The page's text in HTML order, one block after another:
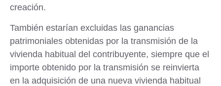
creación.
También estarían excluidas las ganancias
patrimoniales obtenidas por la transmisión de la
vivienda habitual del contribuyente, siempre que el
importe obtenido por la transmisión se reinvierta
en la adquisición de una nueva vivienda habitual